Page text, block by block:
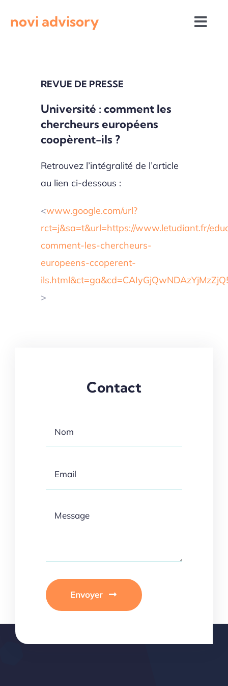
novi advisory
Actualités institutionnelles
Appels à projets
REVUE DE PRESSE
Université : comment les
chercheurs européens
coopèrent-ils ?
Retrouvez l’intégralité de l’article
au lien ci-dessous :
<www.google.com/url?
rct=j&sa=t&url=https://www.letudiant.fr/
comment-les-chercheurs-
europeens-ccoperent-
>
Contact
Envoyer